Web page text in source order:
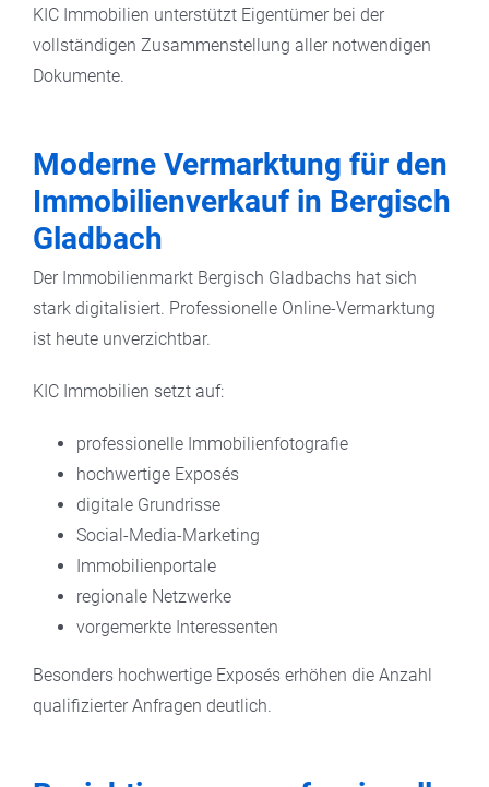
KIC Immobilien unterstützt Eigentümer bei der
vollständigen Zusammenstellung aller notwendigen
Dokumente.
Moderne Vermarktung für den
Immobilienverkauf in Bergisch
Gladbach
Der Immobilienmarkt Bergisch Gladbachs hat sich
stark digitalisiert. Professionelle Online-Vermarktung
ist heute unverzichtbar.
KIC Immobilien setzt auf:
professionelle Immobilienfotografie
hochwertige Exposés
digitale Grundrisse
Social-Media-Marketing
Immobilienportale
regionale Netzwerke
vorgemerkte Interessenten
Besonders hochwertige Exposés erhöhen die Anzahl
qualifizierter Anfragen deutlich.